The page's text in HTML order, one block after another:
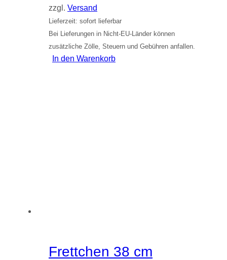
zzgl. Versand
Lieferzeit: sofort lieferbar
Bei Lieferungen in Nicht-EU-Länder können
zusätzliche Zölle, Steuern und Gebühren anfallen.
In den Warenkorb
Frettchen 38 cm